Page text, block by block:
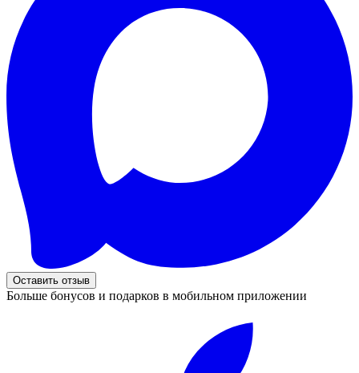
Оставить отзыв
Больше бонусов и подарков в мобильном приложении